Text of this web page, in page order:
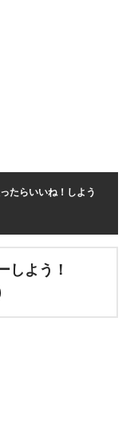
たらいいね！しよう
しよう！